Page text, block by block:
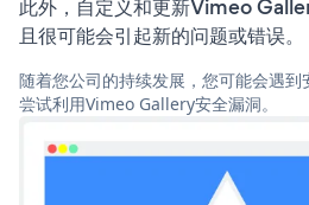
此外，自定义和更新Vimeo
且很可能会引起新的问题或错误。
随着您公司的持续发展，您可能会遇
尝试利用Vimeo Gallery安全漏洞。